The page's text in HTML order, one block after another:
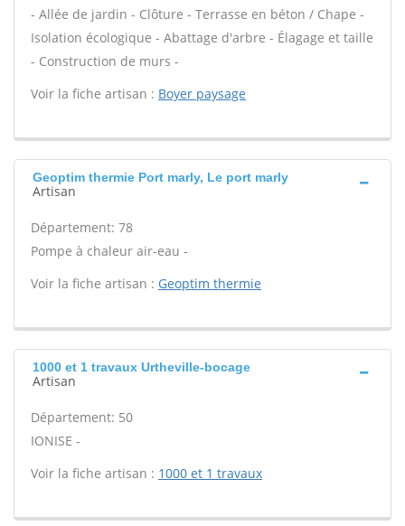
- Allée de jardin - Clôture - Terrasse en béton / Chape -
Isolation écologique - Abattage d'arbre - Élagage et taille
- Construction de murs -
Voir la fiche artisan : Boyer paysage
Geoptim thermie Port marly, Le port marly
Artisan
Département: 78
Pompe à chaleur air-eau -
Voir la fiche artisan : Geoptim thermie
1000 et 1 travaux Urtheville-bocage
Artisan
Département: 50
IONISE -
Voir la fiche artisan : 1000 et 1 travaux